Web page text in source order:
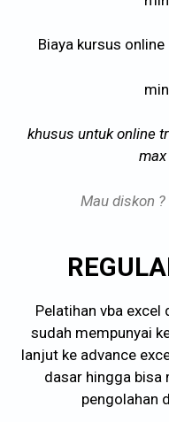
Biaya kursus
khusus untuk online
Mau diskon ?
Pelatihan vba excel
sudah mempunyai
lanjut ke advance
dasar hingga bisa
pengolahan